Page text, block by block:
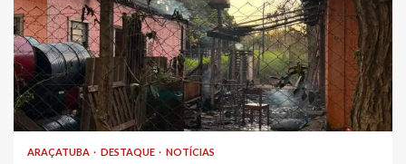
ARAÇATUBA DESTAQUE NOTÍCIAS